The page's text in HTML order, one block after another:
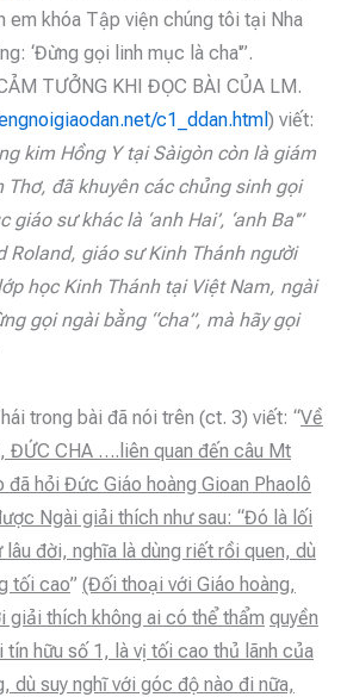
em khóa Tập viện chúng tôi tại Nha
‘Đừng gọi linh mục là cha'”.
TƯỞNG KHI ĐỌC BÀI CỦA LM.
c1_ddan.html ) viết:
kim Hồng Y tại Sàigòn còn là giám
Thơ, đã khuyên các chủng sinh gọi
sư khác là ‘anh Hai’, ‘anh Ba'”
Roland, giáo sư Kinh Thánh người
học Kinh Thánh tại Việt Nam, ngài
gọi ngài bằng “cha”, mà hãy gọi
trong bài đã nói trên (ct. 3) viết: “Về
ĐỨC CHA ….liên quan đến câu Mt
hỏi Đức Giáo hoàng Gioan Phaolô
Ngài giải thích như sau: “Đó là lối
đời, nghĩa là dùng riết rồi quen, dù
tối cao” (Đối thoại với Giáo hoàng,
giải thích không ai có thể thẩm quyền
tín hữu số 1, là vị tối cao thủ lãnh của
dù suy nghĩ với góc độ nào đi nữa,